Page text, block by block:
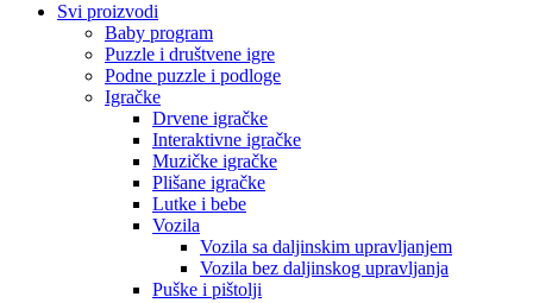
Svi proizvodi
Baby program
Puzzle i društvene igre
Podne puzzle i podloge
Igračke
Drvene igračke
Interaktivne igračke
Muzičke igračke
Plišane igračke
Lutke i bebe
Vozila
Vozila sa daljinskim upravljanjem
Vozila bez daljinskog upravljanja
Puške i pištolji